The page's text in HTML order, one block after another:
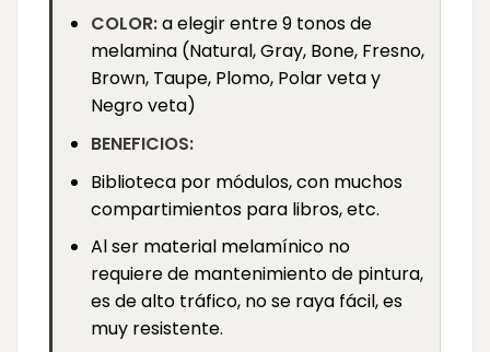
COLOR:a elegir entre 9 tonos de
melamina (Natural, Gray, Bone, Fresno,
Brown, Taupe, Plomo, Polar veta y
Negro veta)
BENEFICIOS:
Biblioteca por módulos, con muchos
compartimientos para libros, etc.
Al ser material melamínico no
requiere de mantenimiento de pintura,
es de alto tráfico, no se raya fácil, es
muy resistente.